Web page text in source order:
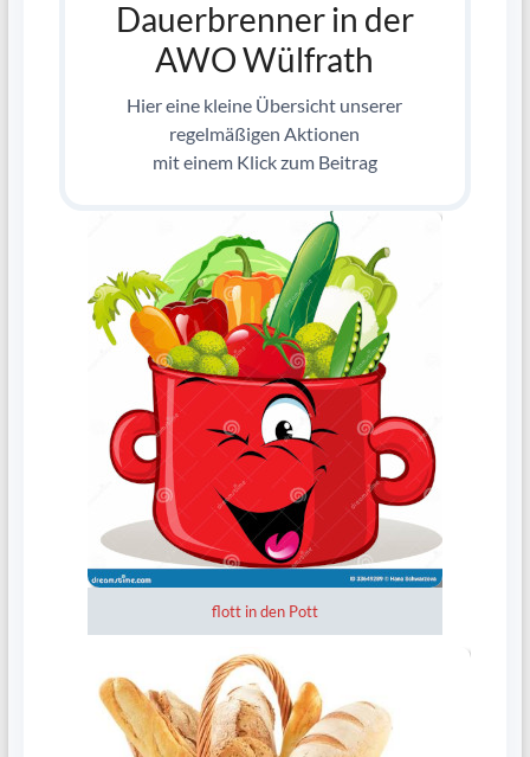
Dauerbrenner in der
AWO Wülfrath
Hier eine kleine Übersicht unserer
regelmäßigen Aktionen
mit einem Klick zum Beitrag
flott in den Pott